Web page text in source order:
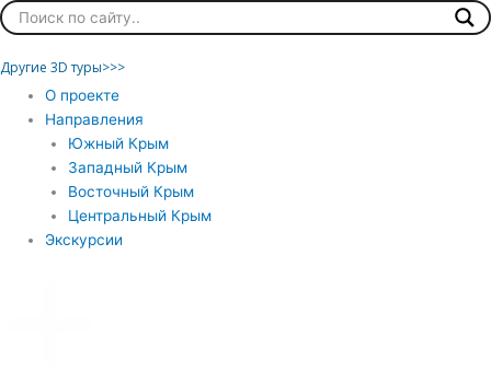
Перейти
к
содержимому
Другие 3D туры>>>
Главная
О проекте
Направления
Южный Крым
Западный Крым
Восточный Крым
Центральный Крым
Экскурсии